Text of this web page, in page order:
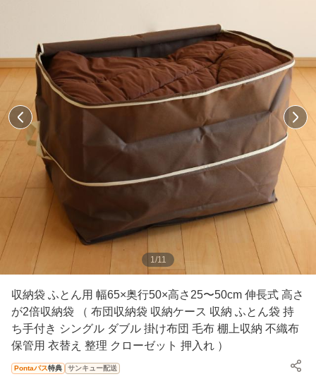
1 /11
収納袋 ふとん用 幅65×奥行50×高さ25〜50cm 伸長式 高さ
が2倍収納袋 （ 布団収納袋 収納ケース 収納 ふとん袋 持
ち手付き シングル ダブル 掛け布団 毛布 棚上収納 不織布
保管用 衣替え 整理 クローゼット 押入れ ）
Pontaパス特典 サンキュー配送